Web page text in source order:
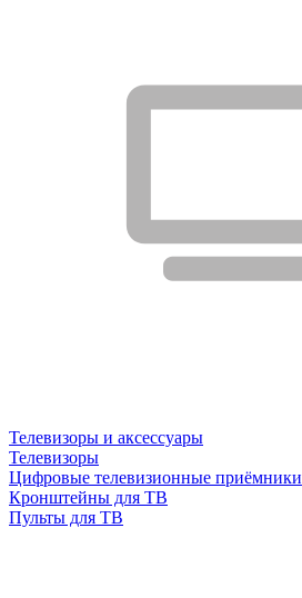
Телевизоры и аксессуары
Телевизоры
Цифровые телевизионные приёмники
Кронштейны для ТВ
Пульты для ТВ